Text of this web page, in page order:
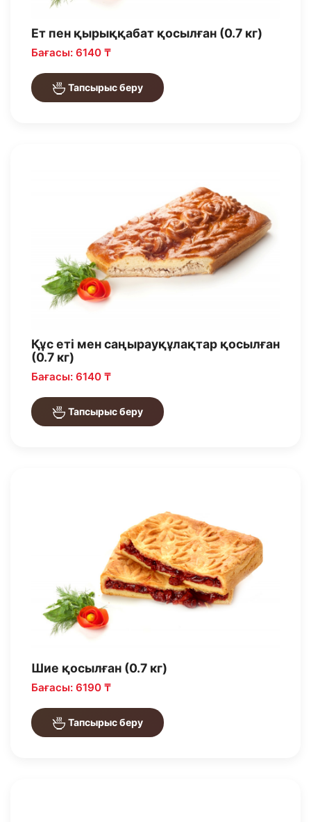
Ет пен қырыққабат қосылған (0.7 кг)
Бағасы: 6140 ₸
Тапсырыс беру
Құс еті мен саңырауқұлақтар қосылған
(0.7 кг)
Бағасы: 6140 ₸
Тапсырыс беру
Шие қосылған (0.7 кг)
Бағасы: 6190 ₸
Тапсырыс беру